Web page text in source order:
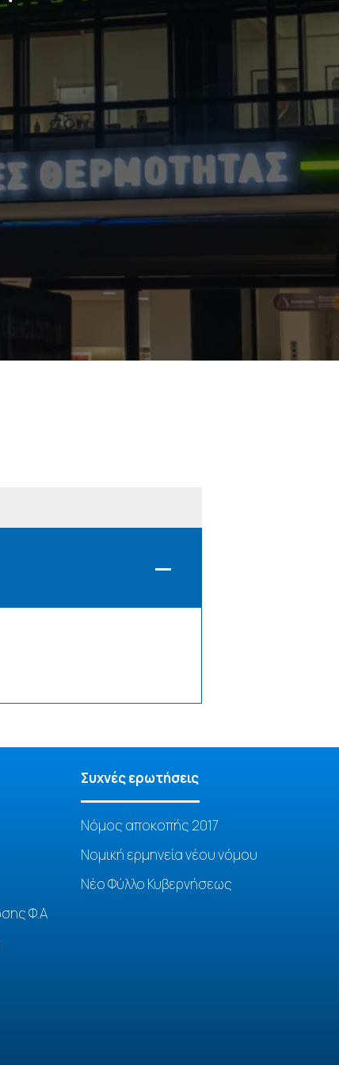
Φ.Α
Συχνές ερωτήσεις
Νόμος αποκοπής 2017
Νομική ερμηνεία νέου νόμου
Νέο Φύλλο Κυβερνήσεως